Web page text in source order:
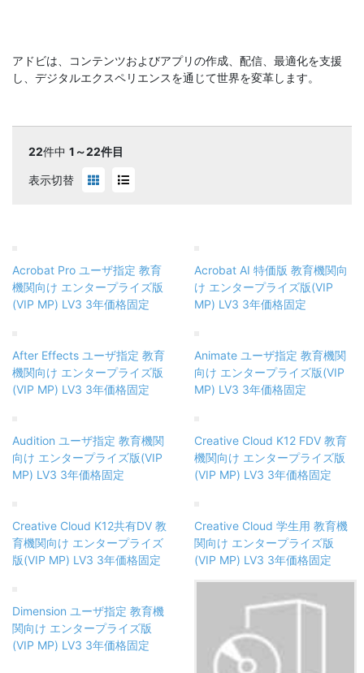
アドビは、コンテンツおよびアプリの作成、配信、最適化を支援
し、デジタルエクスペリエンスを通じて世界を変革します。
22件中 1～22件目
表示切替
Acrobat Pro ユーザ指定 教育
機関向け エンタープライズ版
(VIP MP) LV3 3年価格固定
Acrobat AI 特価版 教育機関向
け エンタープライズ版(VIP
MP) LV3 3年価格固定
After Effects ユーザ指定 教育
機関向け エンタープライズ版
(VIP MP) LV3 3年価格固定
Animate ユーザ指定 教育機関
向け エンタープライズ版(VIP
MP) LV3 3年価格固定
Audition ユーザ指定 教育機関
向け エンタープライズ版(VIP
MP) LV3 3年価格固定
Creative Cloud K12 FDV 教育
機関向け エンタープライズ版
(VIP MP) LV3 3年価格固定
Creative Cloud K12共有DV 教
育機関向け エンタープライズ
版(VIP MP) LV3 3年価格固定
Creative Cloud 学生用 教育機
関向け エンタープライズ版
(VIP MP) LV3 3年価格固定
Dimension ユーザ指定 教育機
関向け エンタープライズ版
(VIP MP) LV3 3年価格固定